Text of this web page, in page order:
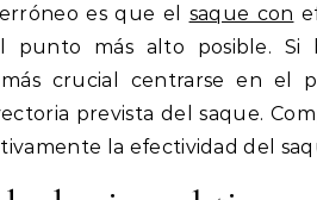
es que el saque con
punto más alto posible. Si
más crucial centrarse en el
prevista del saque.
la efectividad del